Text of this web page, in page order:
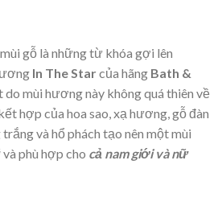
gỗ là những từ khóa gợi lên
In The Starcủa hãng Bath &
mùi hương này không quá thiên về
hợp của hoa sao, xạ hương, gỗ đàn
và hổ phách tạo nên một mùi
và phù hợp cho cả nam giới và nữ